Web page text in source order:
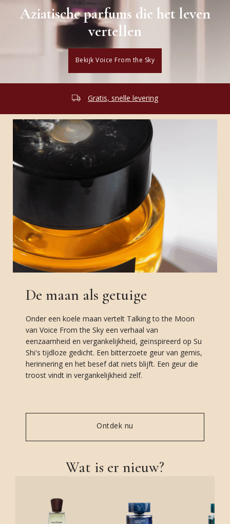
Aziatische parfums die het leven
vertellen
Bekijk Voice From the Sky
Niche parfumerie in Amsterdam sinds 2009
De maan als getuige
Onder een koele maan vertelt Talking to the Moon
van Voice From the Sky een verhaal van
eenzaamheid en vergankelijkheid, geïnspireerd op Su
Shi's tijdloze gedicht. Een bitterzoete geur van gemis,
herinnering en het besef dat niets blijft. Een geur die
troost vindt in vergankelijkheid zelf.
Ontdek nu
Wat is er nieuw?